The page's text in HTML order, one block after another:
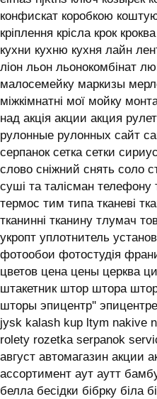
конфискат коробкою
кріплення крісла крок
кухни кухню кухня лайн
ліон льон льонокомбінат
малосемейку маркизы
міжкімнатні мої мойку
над акція акции акция
рулонные рулонных сайт
серпанок сетка сетки сириус
слово сніжний снять соло
суші та талісман
термос тим типа тканеві
тканинні тканину тлумач
укропт уплотнитель
фотообои фотостудія
цветов цена цены церква
штакетник штор штора
шторы эпицентр''
jysk kalash kup ltym nakive
rolety rozetka serpanok
август автомагазин акции
ассортимент аут аутт
белла бесідки бібрку біла